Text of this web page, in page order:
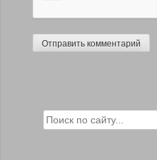
Search for: